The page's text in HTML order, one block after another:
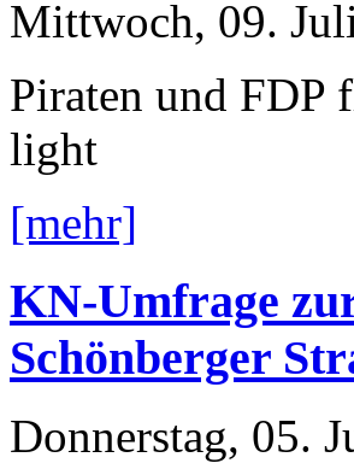
Mittwoch, 09.
Piraten und FDP
light
[mehr]
KN-Umfrage
Schönberger
Donnerstag, 05.